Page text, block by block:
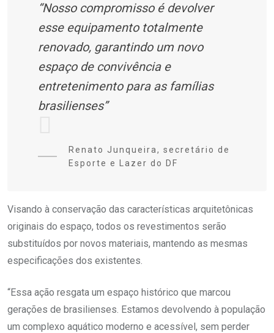
“Nosso compromisso é devolver
esse equipamento totalmente
renovado, garantindo um novo
espaço de convivência e
entretenimento para as famílias
brasilienses”
Renato Junqueira, secretário de
Esporte e Lazer do DF
Visando à conservação das características arquitetônicas
originais do espaço, todos os revestimentos serão
substituídos por novos materiais, mantendo as mesmas
especificações dos existentes.
“Essa ação resgata um espaço histórico que marcou
gerações de brasilienses. Estamos devolvendo à população
um complexo aquático moderno e acessível, sem perder